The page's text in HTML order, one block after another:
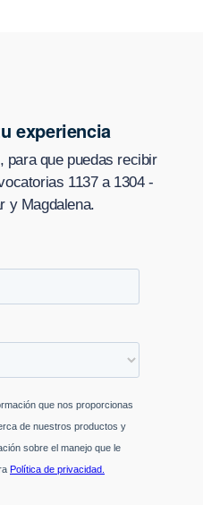
experiencia
para que puedas recibir
1137 a 1304 -
y Magdalena.